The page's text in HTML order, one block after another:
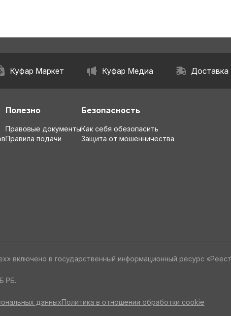
Куфар Маркет Куфар Медиа Доставка
Полезно
Правовые документы
Правила подачи
Безопасность
Как себя обезопасить
Защита от мошенничества
включено в государственный информационный ресурс
РБ.
данныхПолитика в отношении обработки cookie